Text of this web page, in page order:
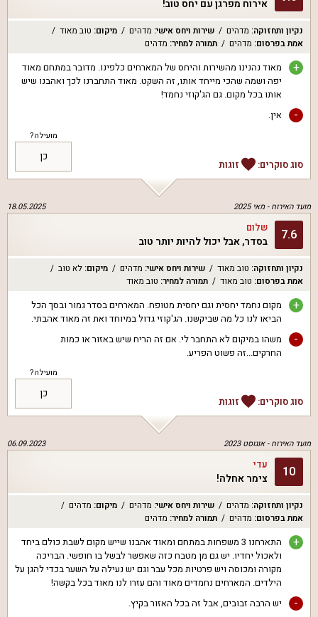
אירוח מפרגן עם יחס טוב!
נקיון ותחזוקה: מדהים שירות ויחס אישי: מדהים מיקום: טוב מאוד
אמת בפרסום: מדהים תמורה למחיר: מדהים
+
מאוד נהנינו מהשירות והיחס של המארחים כלפינו. מדובר במתחם מאוד
יפה ושמה שהכי מייחד אותו, זה השקט. מאוד התחברנו לכך ואהבנו שיש
אותו בכל מקום. גם הג'קוזי נחמד!
- אין.
סוג סוקרים: זוגות
מועילה?
כן
מועד האירוח -מאי 2025 18.05.2025
7.6 שלום
בסדר, אבל יכול להיות יותר טוב
נקיון ותחזוקה: טוב מאוד שירות ויחס אישי: מדהים מיקום: לא טוב
אמת בפרסום: טוב מאוד תמורה למחיר: טוב מאוד
+
מקום נחמד יחסית וגם יחסית מטופח. המארחים בסדר גמור ובסך הכל
הביאו לנו כל מה שביקשנו. הג'קוזי גדול במיוחד ואת זה מאוד אהבתי.
-
משהו במיקום לא התחבר לי. אם זה הריח שיש באזור או כמות
החרקים...זה פשוט הפריע.
סוג סוקרים: זוגות
מועילה?
כן
מועד האירוח -אוגוסט 2023 06.09.2023
10 עדי
צימר אחלה!
נקיון ותחזוקה: מדהים שירות ויחס אישי: מדהים מיקום: מדהים
אמת בפרסום: מדהים תמורה למחיר: מדהים
+
התארחנו 3 משפחות במתחם ומאוד אהבנו שייש מקום לשבת כולם ביחד
ולאכול יחדיו. יש גם מן מטבח כזה שאפשר לבשל בו חופשי. הבריכה
מקורה ומכוסה ויש פרטיות מכל עבר וגם יש נעילה על השער בכדי להגן על
הילדים. המארחים נחמדים מאוד והם עזרו לנו מאוד בכל בקשה!
- יש הרבה זבובים, אבל זה בכל האזור בקיץ.